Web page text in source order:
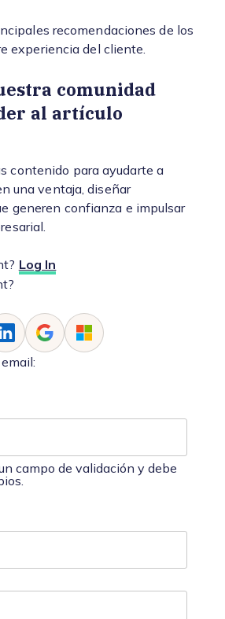
recomendaciones de los
experiencia del cliente.
comunidad
al artículo
contenido para ayudarte a
una ventaja, diseñar
generen confianza e impulsar
Log In
campo de validación y debe